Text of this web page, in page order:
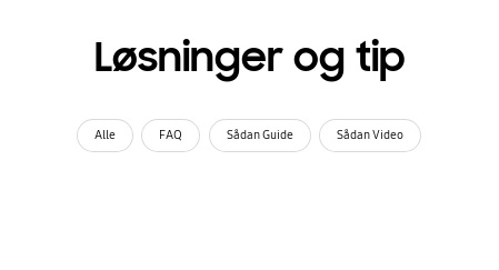
Løsninger og tip
Alle FAQ Sådan Guide Sådan Video